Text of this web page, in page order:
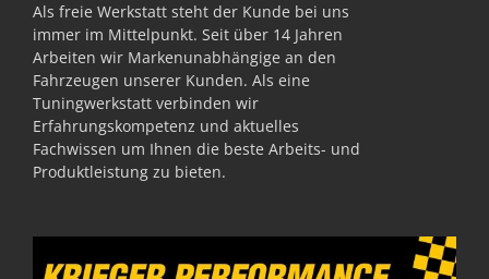
Als freie Werkstatt steht der Kunde bei uns
immer im Mittelpunkt. Seit über 14 Jahren
Arbeiten wir Markenunabhängige an den
Fahrzeugen unserer Kunden. Als eine
Tuningwerkstatt verbinden wir
Erfahrungskompetenz und aktuelles
Fachwissen um Ihnen die beste Arbeits- und
Produktleistung zu bieten.